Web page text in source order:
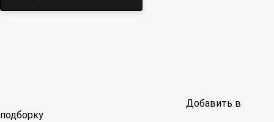
Добавить в
подборку